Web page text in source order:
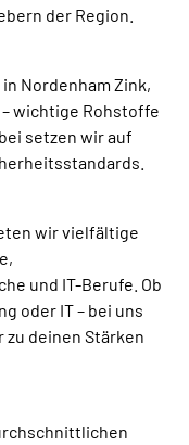
der Region.
Nordenham Zink,
wichtige Rohstoffe
setzen wir auf
wir vielfältige
und IT-Berufe. Ob
oder IT – bei uns
deinen Stärken